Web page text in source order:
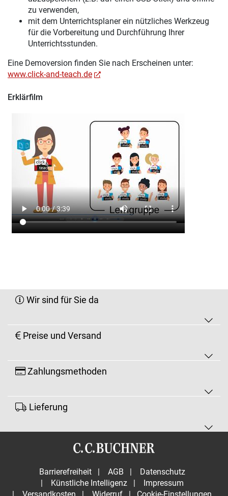
zu verwenden,
mit dem Unterrichtsplaner ein nützliches Werkzeug
für die Vorbereitung und Durchführung Ihrer
Unterrichtsstunden.
Eine Demoversion finden Sie nach Erscheinen unter:
www.click-and-teach.de
Erklärfilm
Wir sind für Sie da
Preise und Versand
Zahlungsmethoden
Lieferung
Barrierefreiheit | AGB |
Datenschutz
|
Künstliche Intelligenz |
Impressum